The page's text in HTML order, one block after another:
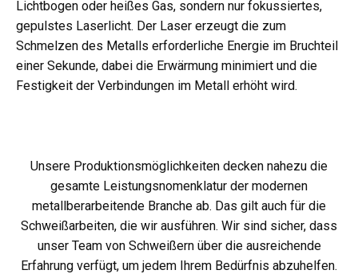
Lichtbogen oder heißes Gas, sondern nur fokussiertes,
gepulstes Laserlicht. Der Laser erzeugt die zum
Schmelzen des Metalls erforderliche Energie im Bruchteil
einer Sekunde, dabei die Erwärmung minimiert und die
Festigkeit der Verbindungen im Metall erhöht wird.
Unsere Produktionsmöglichkeiten decken nahezu die
gesamte Leistungsnomenklatur der modernen
metallberarbeitende Branche ab. Das gilt auch für die
Schweißarbeiten, die wir ausführen. Wir sind sicher, dass
unser Team von Schweißern über die ausreichende
Erfahrung verfügt, um jedem Ihrem Bedürfnis abzuhelfen.